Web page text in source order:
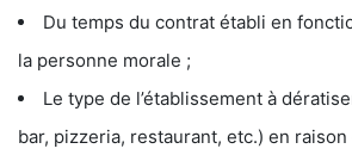
Du temps du contrat établi en
la personne morale ;
Le type de l’établissement à
bar, pizzeria, restaurant, etc.) en